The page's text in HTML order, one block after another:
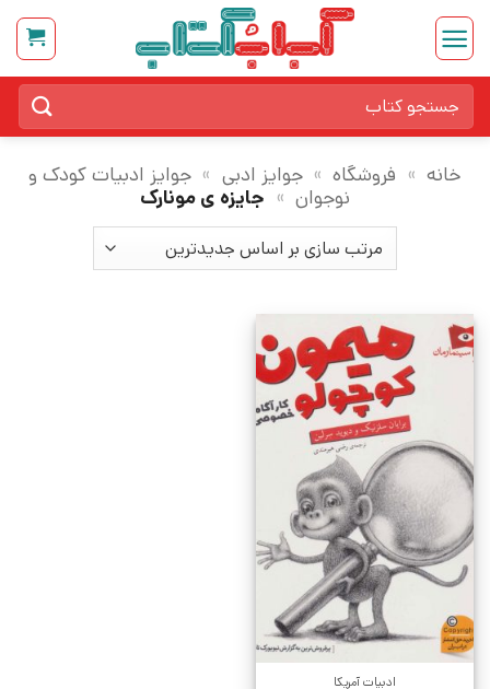
Skip
content
برای:
خانه » فروشگاه » جوایز ادبی » جوایز ادبیات کودک و
نوجوان » جایزه ی مونارک
ادبیات آمریکا